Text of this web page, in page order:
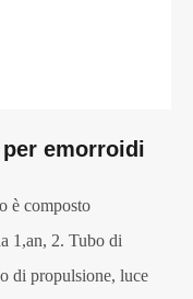
emorroidi
è composto
1,an, 2. Tubo di
di propulsione, luce